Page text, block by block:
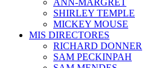
ANN-MARGRET
SHIRLEY TEMPLE
MICKEY MOUSE
MIS DIRECTORES
RICHARD DONNER
SAM PECKINPAH